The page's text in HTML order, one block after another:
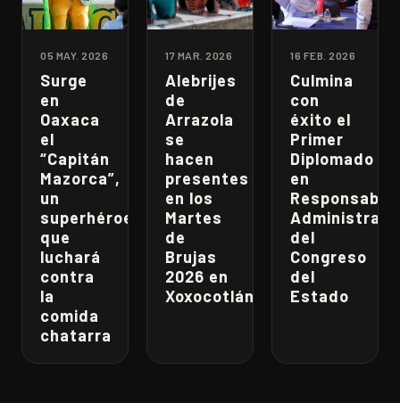
05 MAY. 2026
Surge
en
Oaxaca
el
“Capitán
Mazorca”,
un
superhéroe
que
luchará
contra
la
comida
chatarra
17 MAR. 2026
Alebrijes
de
Arrazola
se
hacen
presentes
en los
Martes
de
Brujas
2026 en
Xoxocotlán
16 FEB. 2026
Culmina
con
éxito el
Primer
Diplomado
en
del
Congreso
del
Estado